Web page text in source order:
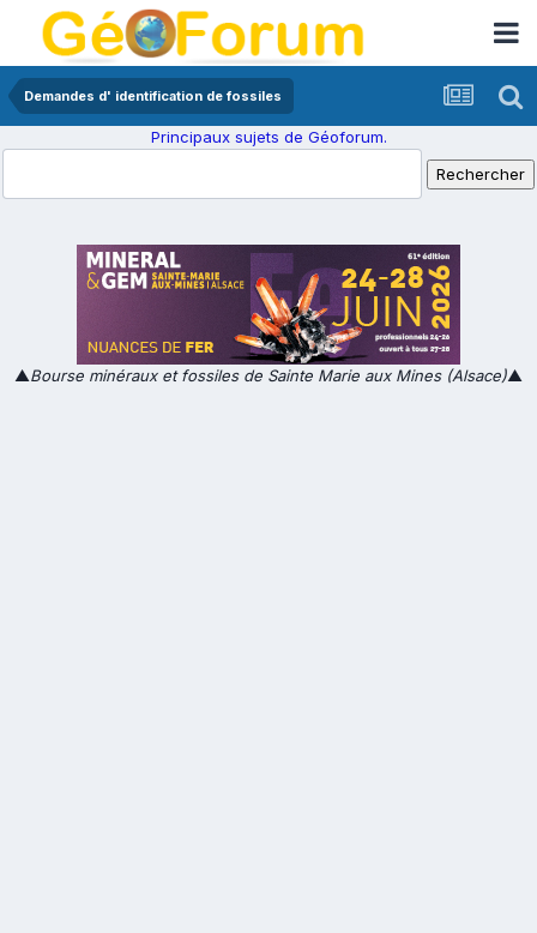
Demandes d' identification de fossiles
Principaux sujets de Géoforum.
▲Bourse minéraux et fossiles de Sainte Marie aux Mines (Alsace)▲